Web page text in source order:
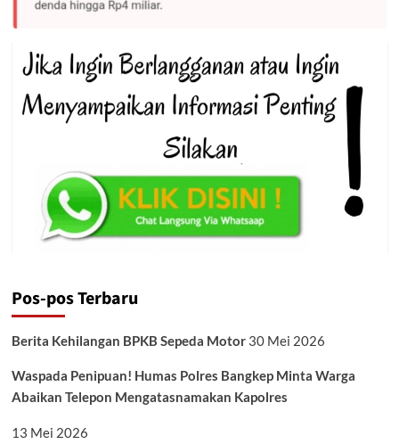
Pos-pos Terbaru
Berita Kehilangan BPKB Sepeda Motor 30 Mei 2026
Waspada Penipuan! Humas Polres Bangkep Minta Warga
Abaikan Telepon Mengatasnamakan Kapolres
13 Mei 2026